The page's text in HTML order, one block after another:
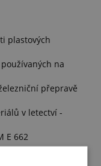
plastových
na
přepravě
v letectví -
E 662